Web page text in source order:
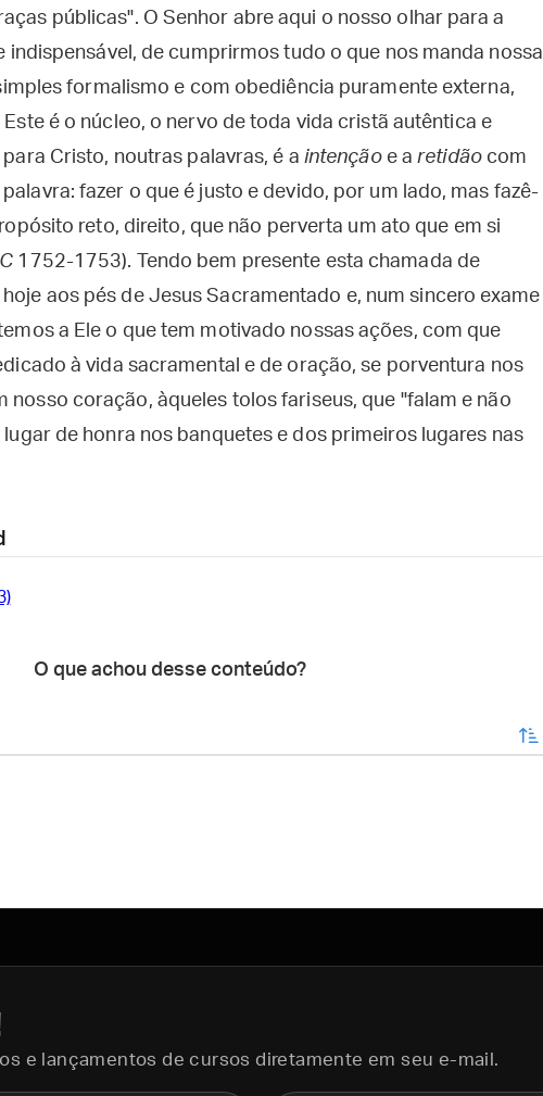
públicas". O Senhor abre aqui o nosso olhar para a
indispensável, de cumprirmos tudo o que nos manda nossa
formalismo e com obediência puramente externa,
Este é o núcleo, o nervo de toda vida cristã autêntica e
Cristo, noutras palavras, é a intençãoe aretidãocom
fazer o que é justo e devido, por um lado, mas fazê-
reto, direito, que não perverta um ato que em si
1752-1753). Tendo bem presente esta chamada de
aos pés de Jesus Sacramentado e, num sincero exame
a Ele o que tem motivado nossas ações, com que
à vida sacramental e de oração, se porventura nos
nosso coração, àqueles tolos fariseus, que "falam e não
de honra nos banquetes e dos primeiros lugares nas
O que achou desse conteúdo?
enviar
e lançamentos de cursos diretamente em seu e-mail.